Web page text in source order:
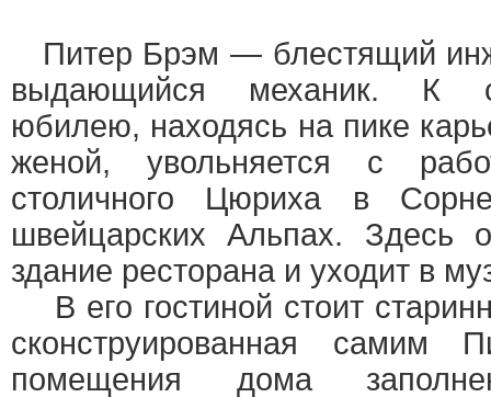
Питер Брэм — блестящий
выдающийся механик. К
юбилею, находясь на пике
женой, увольняется с
столичного Цюриха в
швейцарских Альпах. Здесь
здание ресторана и уходит в
В его гостиной стоит
сконструированная самим
помещения дома